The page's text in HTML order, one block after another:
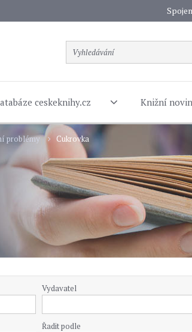
ceskeknihy.cz Knižní
problémy Cukrovka
Vydavatel
Řadit podle